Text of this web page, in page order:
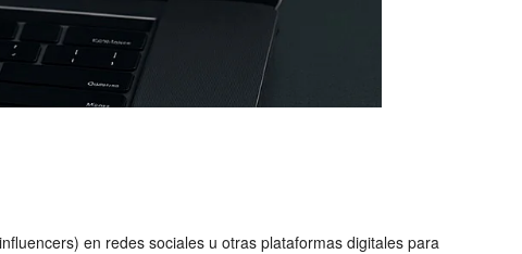
en redes sociales u otras plataformas digitales para